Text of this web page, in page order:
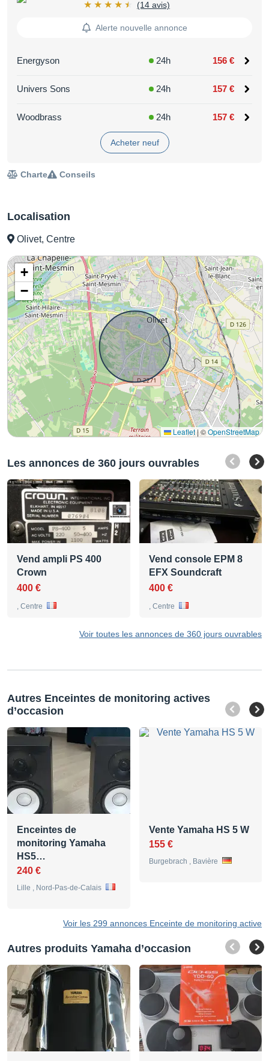
Localisation
Olivet, Centre
+
−
Leaflet|©OpenStreetMap
Les annonces de 360 jours ouvrables
Vend ampli PS 400
Crown
400 €
, Centre
Vend console EPM 8
EFX Soundcraft
400 €
, Centre
Voir toutes les annonces de 360 jours ouvrables
(14 avis)
Alerte nouvelle annonce
Energyson 24h 156 €
Univers Sons 24h 157 €
Woodbrass 24h 157 €
Acheter neuf
Charte Conseils
Autres Enceintes de monitoring actives
d’occasion
Enceintes de
monitoring Yamaha
HS5…
240 €
Lille , Nord-Pas-de-Calais
Vente Yamaha HS 5 W
155 €
Burgebrach , Bavière
Voir les 299 annonces Enceinte de monitoring active
Autres produits Yamaha d’occasion